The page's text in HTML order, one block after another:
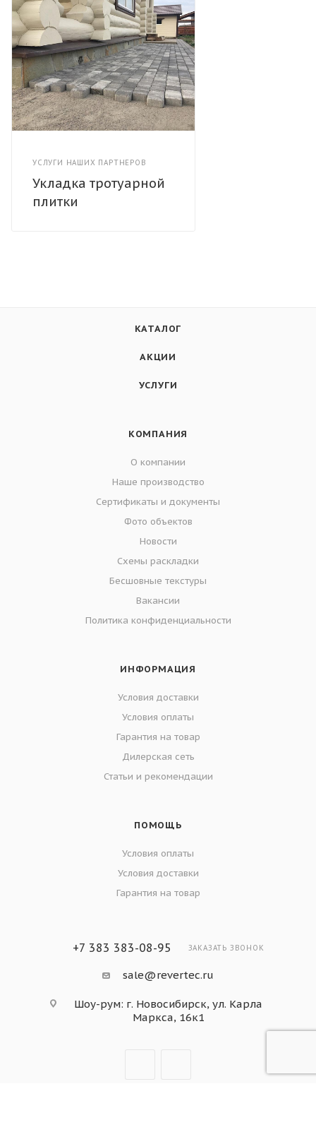
УСЛУГИ НАШИХ ПАРТНЕРОВ
Укладка тротуарной
плитки
КАТАЛОГ
АКЦИИ
УСЛУГИ
КОМПАНИЯ
О компании
Наше производство
Сертификаты и документы
Фото объектов
Новости
Схемы раскладки
Бесшовные текстуры
Вакансии
Политика конфиденциальности
ИНФОРМАЦИЯ
Условия доставки
Условия оплаты
Гарантия на товар
Дилерская сеть
Статьи и рекомендации
ПОМОЩЬ
Условия оплаты
Условия доставки
Гарантия на товар
+7 383 383-08-95 ЗАКАЗАТЬ ЗВОНОК
sale@revertec.ru
Шоу-рум: г. Новосибирск, ул. Карла
Маркса, 16к1